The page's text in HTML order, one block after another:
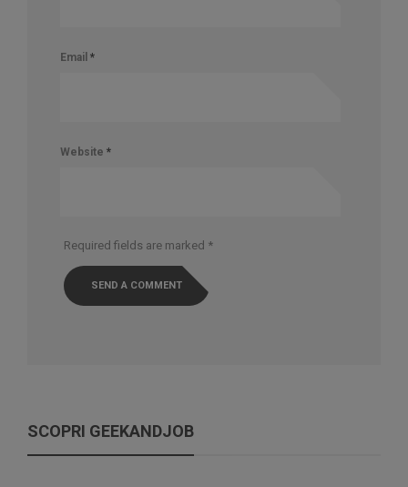
Email *
Website *
Required fields are marked *
SCOPRI GEEKANDJOB